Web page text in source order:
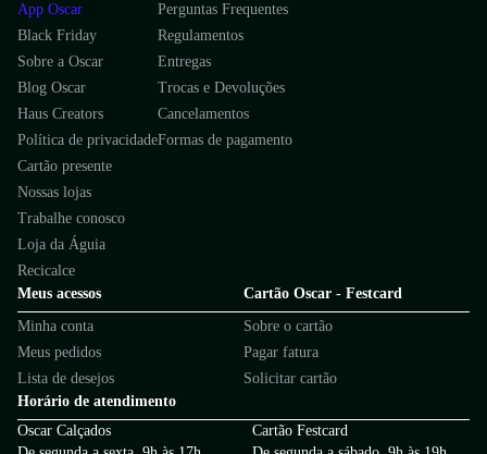
App Oscar
Black Friday
Sobre a Oscar
Blog Oscar
Haus Creators
Política de privacidade
Cartão presente
Nossas lojas
Trabalhe conosco
Loja da Águia
Recicalce
Perguntas Frequentes
Regulamentos
Entregas
Trocas e Devoluções
Cancelamentos
Formas de pagamento
Meus acessos
Minha conta
Meus pedidos
Lista de desejos
Cartão Oscar - Festcard
Sobre o cartão
Pagar fatura
Solicitar cartão
Horário de atendimento
Oscar Calçados
Cartão Festcard